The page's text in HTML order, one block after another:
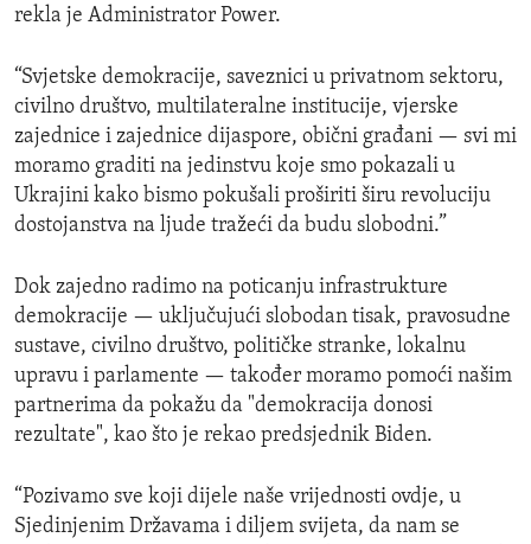
rekla je Administrator Power.
“Svjetske demokracije, saveznici u privatnom sektoru,
civilno društvo, multilateralne institucije, vjerske
zajednice i zajednice dijaspore, obični građani — svi mi
moramo graditi na jedinstvu koje smo pokazali u
Ukrajini kako bismo pokušali proširiti širu revoluciju
dostojanstva na ljude tražeći da budu slobodni.”
Dok zajedno radimo na poticanju infrastrukture
demokracije — uključujući slobodan tisak, pravosudne
sustave, civilno društvo, političke stranke, lokalnu
upravu i parlamente — također moramo pomoći našim
partnerima da pokažu da "demokracija donosi
rezultate", kao što je rekao predsjednik Biden.
“Pozivamo sve koji dijele naše vrijednosti ovdje, u
Sjedinjenim Državama i diljem svijeta, da nam se